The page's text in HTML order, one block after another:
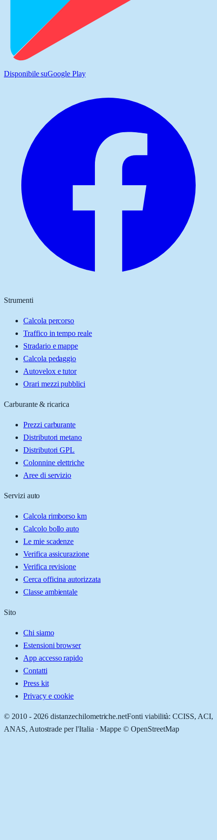
Disponibile suGoogle Play
Strumenti
Calcola percorso
Traffico in tempo reale
Stradario e mappe
Calcola pedaggio
Autovelox e tutor
Orari mezzi pubblici
Carburante & ricarica
Prezzi carburante
Distributori metano
Distributori GPL
Colonnine elettriche
Aree di servizio
Servizi auto
Calcola rimborso km
Calcolo bollo auto
Le mie scadenze
Verifica assicurazione
Verifica revisione
Cerca officina autorizzata
Classe ambientale
Sito
Chi siamo
Estensioni browser
App accesso rapido
Contatti
Press kit
Privacy e cookie
© 2010 - 2026 distanzechilometriche.netFonti viabilità: CCISS, ACI,
ANAS, Autostrade per l'Italia · Mappe © OpenStreetMap